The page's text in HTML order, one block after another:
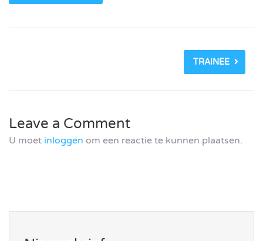
TRAINEE
Leave a Comment
U moet inloggen om een reactie te kunnen plaatsen.